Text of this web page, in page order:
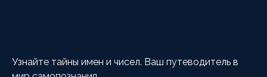
Узнайте тайны имен и чисел. Ваш путеводитель в